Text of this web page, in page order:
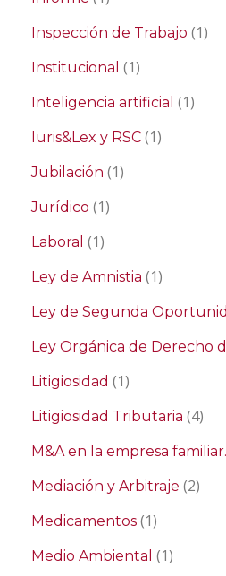
Inspección de Trabajo (1)
Institucional (1)
Inteligencia artificial (1)
Iuris&Lex y RSC (1)
Jubilación (1)
Jurídico (1)
Laboral (1)
Ley de Amnistia (1)
Ley de Segunda
Ley Orgánica de Derecho
Litigiosidad (1)
Litigiosidad Tributaria (4)
M&A en la empresa familiar.
Mediación y Arbitraje (2)
Medicamentos (1)
Medio Ambiental (1)